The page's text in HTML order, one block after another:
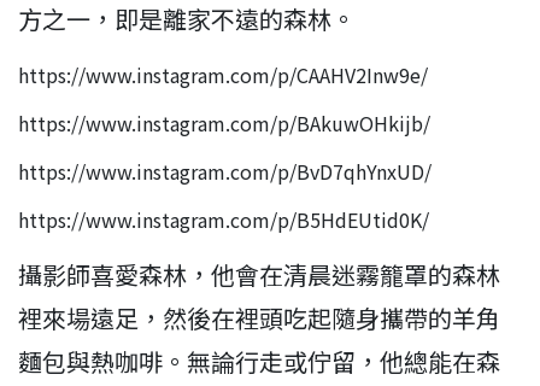
方之一，即是離家不遠的森林。
https://www.instagram.com/p/CAAHV2Inw9e/
https://www.instagram.com/p/BAkuwOHkijb/
https://www.instagram.com/p/BvD7qhYnxUD/
https://www.instagram.com/p/B5HdEUtid0K/
攝影師喜愛森林，他會在清晨迷霧籠罩的森林
裡來場遠足，然後在裡頭吃起隨身攜帶的羊角
麵包與熱咖啡。無論行走或佇留，他總能在森